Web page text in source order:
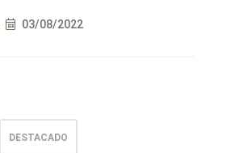
03/08/2022
DESTACADO